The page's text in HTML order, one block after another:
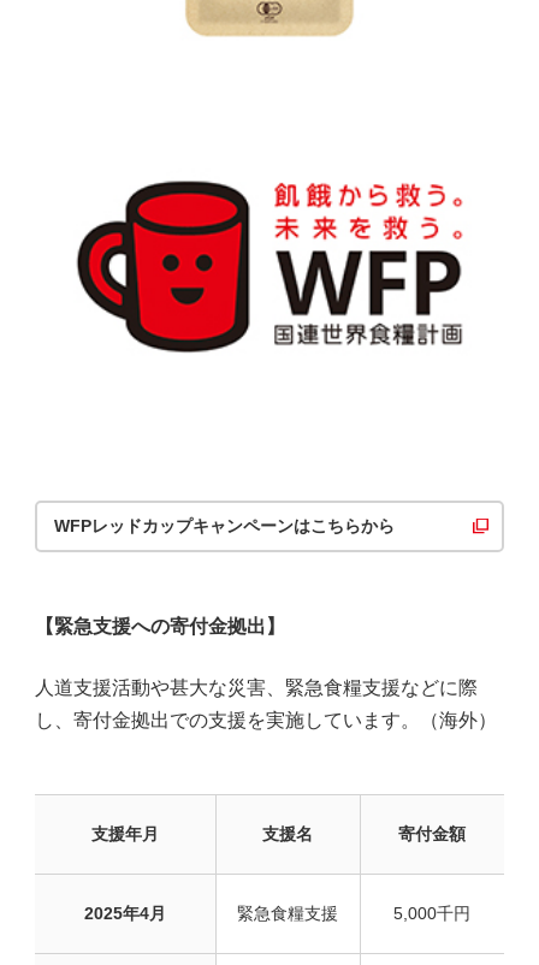
WFPレッドカップキャンペーンはこちらから
【緊急支援への寄付金拠出】
人道支援活動や甚大な災害、緊急食糧支援などに際
し、寄付金拠出での支援を実施しています。（海外）
支援年月 支援名 寄付金額
2025年4月 緊急食糧支援 5,000千円